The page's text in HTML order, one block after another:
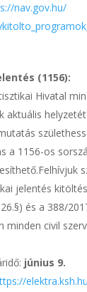
nav.gov.hu/
(1156):
Hivatal
aktuális
a 1156-os
jelentés
és a 388/
minden civil
június 9.